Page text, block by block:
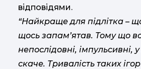
відповідями.
“Найкраще для підлітка –
щось запам’ятав. Тому що
непослідовні, імпульсивні,
скаче. Тривалість таких